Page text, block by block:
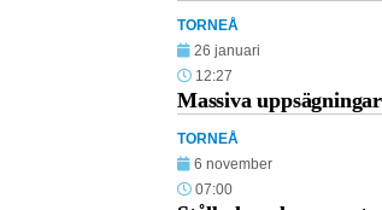
TORNEÅ
26 januari
12:27
Massiva
TORNEÅ
6 november
07:00